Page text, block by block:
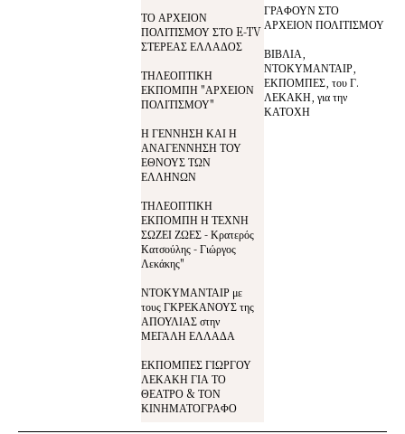
ΤΟ ΑΡΧΕΙΟΝ
ΠΟΛΙΤΙΣΜΟΥ ΣΤΟ E-TV
ΣΤΕΡΕΑΣ ΕΛΛΑΔΟΣ
ΤΗΛΕΟΠΤΙΚΗ
ΕΚΠΟΜΠΗ "ΑΡΧΕΙΟΝ
ΠΟΛΙΤΙΣΜΟΥ"
Η ΓΕΝΝΗΣΗ ΚΑΙ Η
ΑΝΑΓΕΝΝΗΣΗ ΤΟΥ
ΕΘΝΟΥΣ ΤΩΝ
ΕΛΛΗΝΩΝ
ΤΗΛΕΟΠΤΙΚΗ
ΕΚΠΟΜΠΗ Η ΤΕΧΝΗ
ΣΩΖΕΙ ΖΩΕΣ - Κρατερός
Κατσούλης - Γιώργος
Λεκάκης"
ΝΤΟΚΥΜΑΝΤΑΙΡ με
τους ΓΚΡΕΚΑΝΟΥΣ της
ΑΠΟΥΛΙΑΣ στην
ΜΕΓΑΛΗ ΕΛΛΑΔΑ
ΕΚΠΟΜΠΕΣ ΓΙΩΡΓΟΥ
ΛΕΚΑΚΗ ΓΙΑ ΤΟ
ΘΕΑΤΡΟ & ΤΟΝ
ΚΙΝΗΜΑΤΟΓΡΑΦΟ
ΓΡΑΦΟΥΝ ΣΤΟ
ΑΡΧΕΙΟΝ ΠΟΛΙΤΙΣΜΟΥ
ΒΙΒΛΙΑ,
ΝΤΟΚΥΜΑΝΤΑΙΡ,
ΕΚΠΟΜΠΕΣ, του Γ.
ΛΕΚΑΚΗ, για την
ΚΑΤΟΧΗ